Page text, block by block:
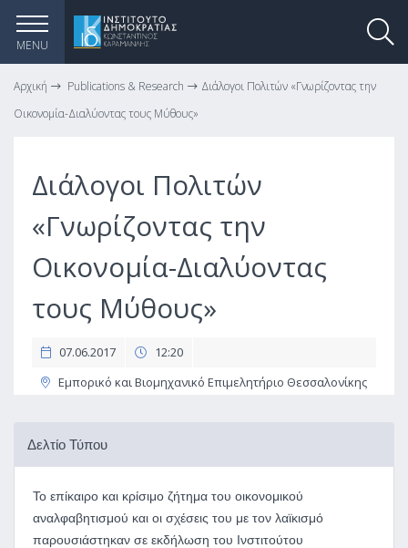
MENU
Αρχική Publications & Research
Διάλογοι Πολιτών «Γνωρίζοντας την
Οικονομία-Διαλύοντας τους Μύθους»
Διάλογοι Πολιτών
«Γνωρίζοντας την
Οικονομία-Διαλύοντας
τους Μύθους»
07.06.2017
12:20
Εμπορικό και Βιομηχανικό Επιμελητήριο Θεσσαλονίκης
Δελτίο Τύπου
Το επίκαιρο και κρίσιμο ζήτημα του οικονομικού
αναλφαβητισμού και οι σχέσεις του με τον λαϊκισμό
παρουσιάστηκαν σε εκδήλωση του Ινστιτούτου